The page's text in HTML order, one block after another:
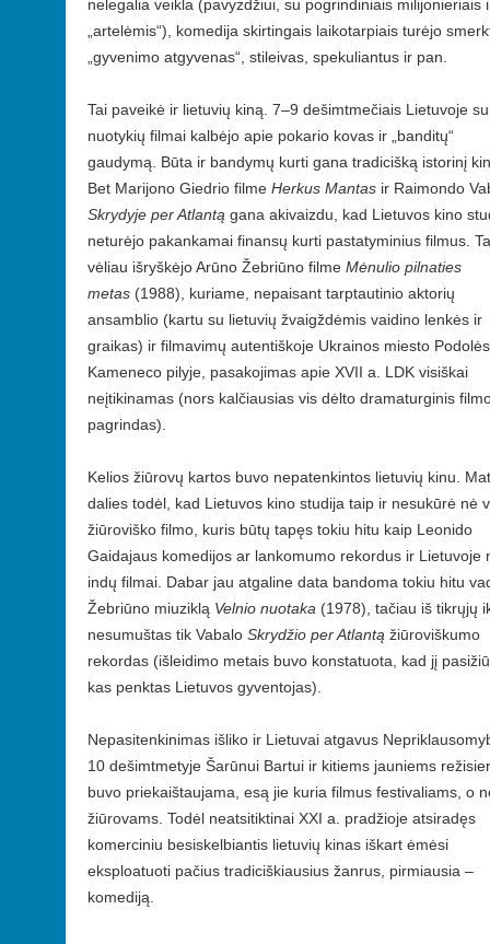
nelegalia veikla (pavyzdžiui, su pogrindiniais milijonieriais
„artelėmis“), komedija skirtingais laikotarpiais turėjo
„gyvenimo atgyvenas“, stileivas, spekuliantus ir pan.
Tai paveikė ir lietuvių kiną. 7–9 dešimtmečiais Lietuvoje
nuotykių filmai kalbėjo apie pokario kovas ir „banditų“
gaudymą. Būta ir bandymų kurti gana tradicišką istorinį
Bet Marijono Giedrio filme Herkus Mantas ir Raimondo
Skrydyje per Atlantą gana akivaizdu, kad Lietuvos kino
neturėjo pakankamai finansų kurti pastatyminius filmus.
vėliau išryškėjo Arūno Žebriūno filme Mėnulio pilnaties
metas (1988), kuriame, nepaisant tarptautinio aktorių
ansamblio (kartu su lietuvių žvaigždėmis vaidino lenkės ir
graikas) ir filmavimų autentiškoje Ukrainos miesto Podolės
Kameneco pilyje, pasakojimas apie XVII a. LDK visiškai
neįtikinamas (nors kalčiausias vis dėlto dramaturginis
pagrindas).
Kelios žiūrovų kartos buvo nepatenkintos lietuvių kinu.
dalies todėl, kad Lietuvos kino studija taip ir nesukūrė nė
žiūroviško filmo, kuris būtų tapęs tokiu hitu kaip Leonido
Gaidajaus komedijos ar lankomumo rekordus ir Lietuvoje
indų filmai. Dabar jau atgaline data bandoma tokiu hitu
Žebriūno miuziklą Velnio nuotaka (1978), tačiau iš tikrųjų
nesumuštas tik Vabalo Skrydžio per Atlantą žiūroviškumo
rekordas (išleidimo metais buvo konstatuota, kad jį
kas penktas Lietuvos gyventojas)​.
Nepasitenkinimas išliko ir Lietuvai atgavus
10 dešimtmetyje Šarūnui Bartui ir kitiems jauniems
buvo priekaištaujama, esą jie kuria filmus festivaliams, o
žiūrovams. Todėl neatsitiktinai XXI a. pradžioje atsiradęs
komerciniu besiskelbiantis lietuvių kinas iškart ėmėsi
eksploatuoti pačius tradiciškiausius žanrus, pirmiausia –
komediją.